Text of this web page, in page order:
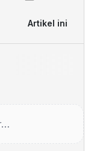
Artikel ini